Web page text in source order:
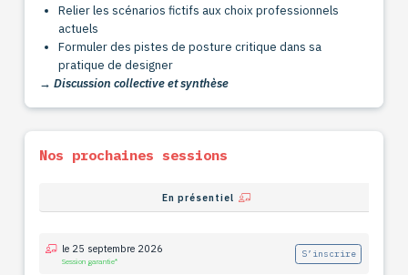
Relier les scénarios fictifs aux choix professionnels
actuels
Formuler des pistes de posture critique dans sa
pratique de designer
→ Discussion collective et synthèse
Nos prochaines sessions
En présentiel
le 25 septembre 2026
Session garantie*
S’inscrire